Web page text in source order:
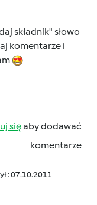
składnik" słowo
komentarze i
sięaby dodawać
komentarze
: 07.10.2011